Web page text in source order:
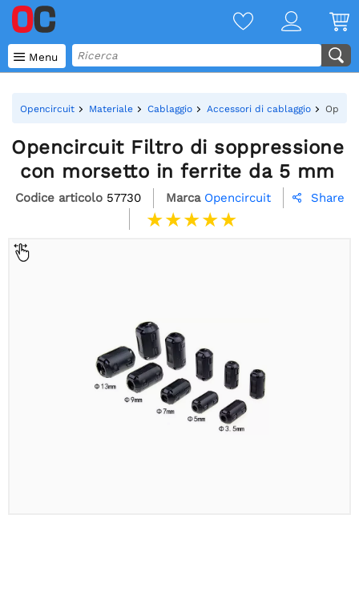
 Menu
Opencircuit Materiale Cablaggio Accessori di cablaggio
Opencircuit Filtro di soppressione
con morsetto in ferrite da 5 mm
Codice articolo 57730 Marca Opencircuit  Share